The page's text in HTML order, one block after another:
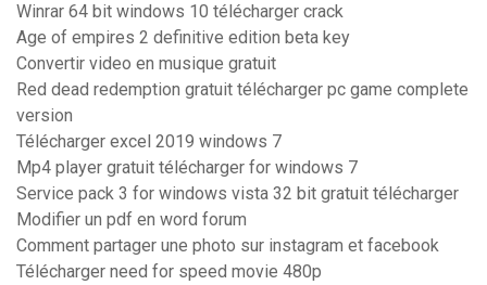
Winrar 64 bit windows 10 télécharger crack
Age of empires 2 definitive edition beta key
Convertir video en musique gratuit
Red dead redemption gratuit télécharger pc game complete
version
Télécharger excel 2019 windows 7
Mp4 player gratuit télécharger for windows 7
Service pack 3 for windows vista 32 bit gratuit télécharger
Modifier un pdf en word forum
Comment partager une photo sur instagram et facebook
Télécharger need for speed movie 480p